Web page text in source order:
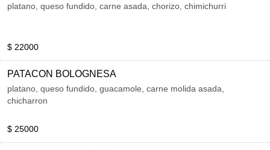
platano, queso fundido, carne asada, chorizo, chimichurri
$ 22000
PATACON BOLOGNESA
platano, queso fundido, guacamole, carne molida asada,
chicharron
$ 25000